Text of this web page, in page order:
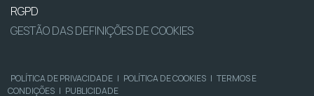
RGPD
GESTÃO DAS DEFINIÇÕES DE COOKIES
POLÍTICA DE PRIVACIDADE | POLÍTICA DE COOKIES | TERMOS E
CONDIÇÕES | PUBLICIDADE